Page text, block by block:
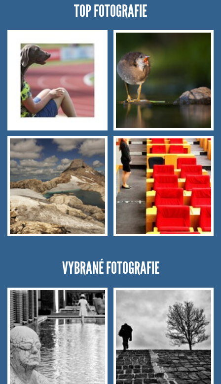
TOP FOTOGRAFIE
VYBRANÉ FOTOGRAFIE